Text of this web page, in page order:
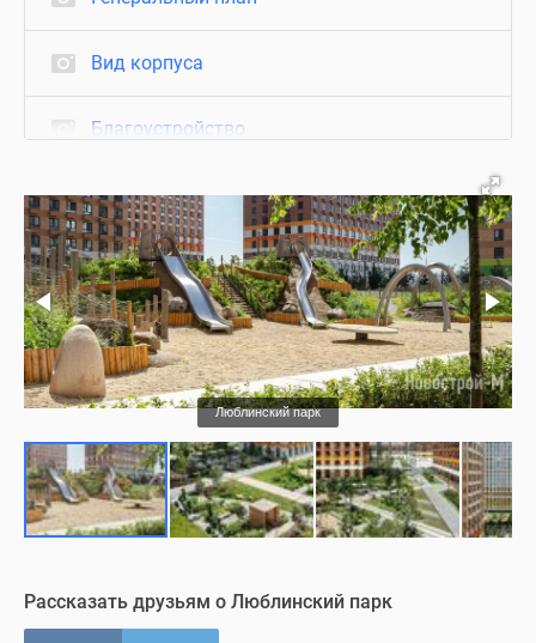
Люблинский парк
Вид корпуса
Благоустройство
Подъезд
Коммерция
Ход строительства
Рассказать друзьям о Люблинский парк